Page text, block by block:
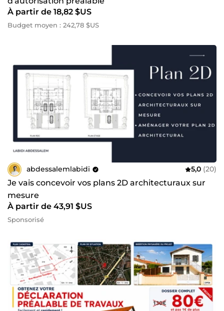
À partir de 18,82 $US
Budget moyen : 242,78 $US
abdessalemlabidi 5,0 (20)
Je vais concevoir vos plans 2D architecturaux sur
mesure
À partir de 43,91 $US
Sponsorisé